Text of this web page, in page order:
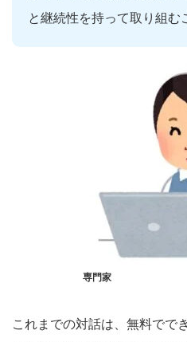
と継続性を持って取り組む
専門家
これまでの対話は、無料でで